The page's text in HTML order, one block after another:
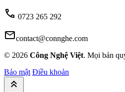
call 0723 265 292
mailcontact@connghe.com
© 2026 Công Nghệ Việt. Mọi bản
Bảo mật Điều khoản
keyboard_double_arrow_up